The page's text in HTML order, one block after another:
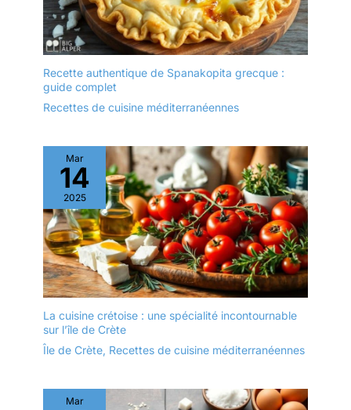
Recette authentique de Spanakopita grecque :
guide complet
Recettes de cuisine méditerranéennes
Mar
14
2025
La cuisine crétoise : une spécialité incontournable
sur l’île de Crète
Île de Crète, Recettes de cuisine méditerranéennes
Mar